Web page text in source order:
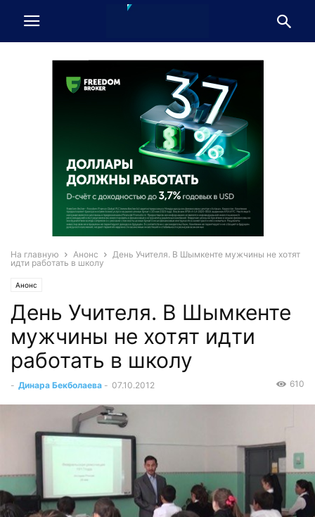
На главную Анонс
День Учителя. В Шымкенте мужчины не хотят
идти работать в школу
Анонс
День Учителя. В Шымкенте
мужчины не хотят идти
работать в школу
- Динара Бекболаева - 07.10.2012 610